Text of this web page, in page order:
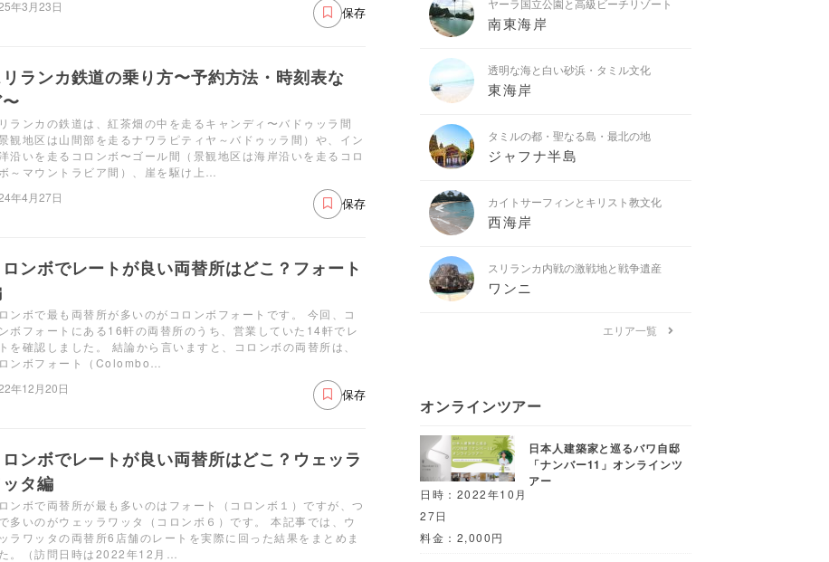
年3月23日
保存
ランカ鉄道の乗り方〜予約方法・時刻表な
ランカの鉄道は、紅茶畑の中を走るキャンディ〜バドゥッラ間
景観地区は山間部を走るナワラピティヤ～バドゥッラ間）や、イン
沿いを走るコロンボ〜ゴール間（景観地区は海岸沿いを走るコロ
～マウントラビア間）、崖を駆け上…
年4月27日
保存
ンボでレートが良い両替所はどこ？フォート
ンボで最も両替所が多いのがコロンボフォートです。 今回、コ
ボフォートにある16軒の両替所のうち、営業していた14軒でレ
を確認しました。 結論から言いますと、コロンボの両替所は、
ンボフォート（Colombo…
年12月20日
保存
ロンボでレートが良い両替所はどこ？ウェッラ
タ編
ンボで両替所が最も多いのはフォート（コロンボ１）ですが、つ
多いのがウェッラワッタ（コロンボ６）です。 本記事では、ウ
ラワッタの両替所6店舗のレートを実際に回った結果をまとめま
。（訪問日時は2022年12月…
ヤーラ国立公園と高級ビーチリゾート
南東海岸
透明な海と白い砂浜・タミル文化
東海岸
タミルの都・聖なる島・最北の地
ジャフナ半島
カイトサーフィンとキリスト教文化
西海岸
スリランカ内戦の激戦地と戦争遺産
ワンニ
エリア一覧
オンラインツアー
日本人建築家と巡るバワ自邸
「ナンバー11」オンラインツ
アー
日時：2022年10月
27日
料金：2,000円